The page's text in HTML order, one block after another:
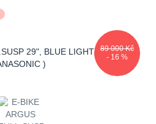
89 000 Kč
- 16 %